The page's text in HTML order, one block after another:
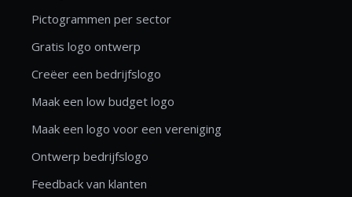
Pictogrammen per sector
Gratis logo ontwerp
Creëer een bedrijfslogo
Maak een low budget logo
Maak een logo voor een vereniging
Ontwerp bedrijfslogo
Feedback van klanten